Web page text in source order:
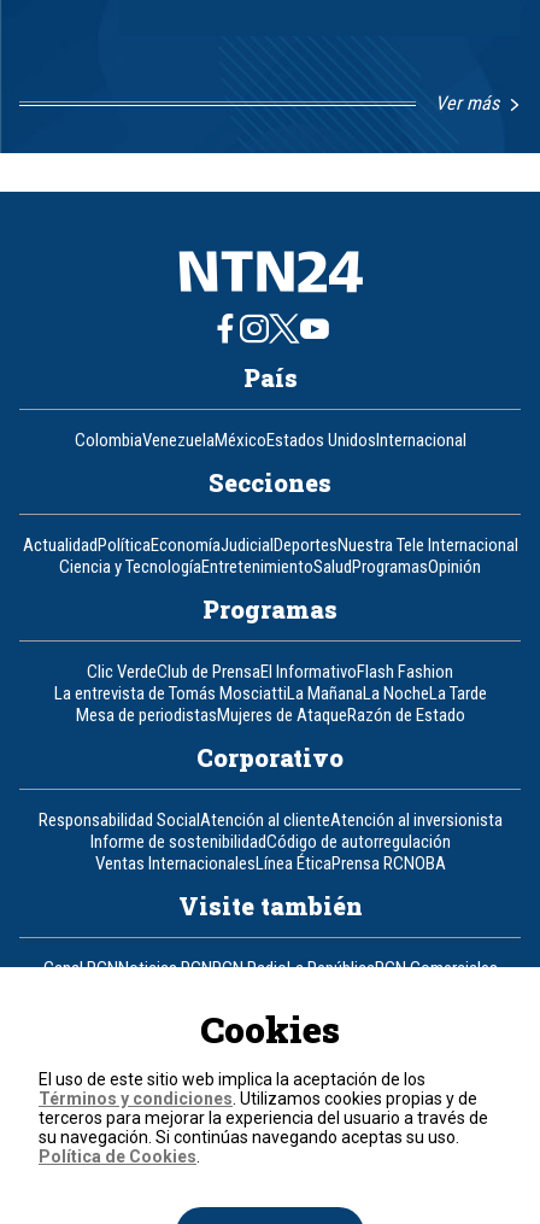
Ver más
1
8
País
ColombiaVenezuelaMéxicoEstados UnidosInternacional
Secciones
ActualidadPolíticaEconomíaJudicialDeportesNuestra Tele Internacional
Ciencia y TecnologíaEntretenimientoSaludProgramasOpinión
Programas
Clic VerdeClub de PrensaEl InformativoFlash Fashion
La entrevista de Tomás MosciattiLa MañanaLa NocheLa Tarde
Mesa de periodistasMujeres de AtaqueRazón de Estado
Corporativo
Responsabilidad SocialAtención al clienteAtención al inversionista
Informe de sostenibilidadCódigo de autorregulación
Ventas InternacionalesLínea ÉticaPrensa RCNOBA
Visite también
Canal RCNNoticias RCNRCN RadioLa RepúblicaRCN Comerciales
Un producto de RCN Televisión
Contáctenos
Teléfono+57 (601) 426 92 92
Términos y condiciones
Cookies
El uso de este sitio web implica la aceptación de los
Términos y condiciones . Utilizamos cookies propias y de
terceros para mejorar la experiencia del usuario a través de
su navegación. Si continúas navegando aceptas su uso.
Política de Cookies